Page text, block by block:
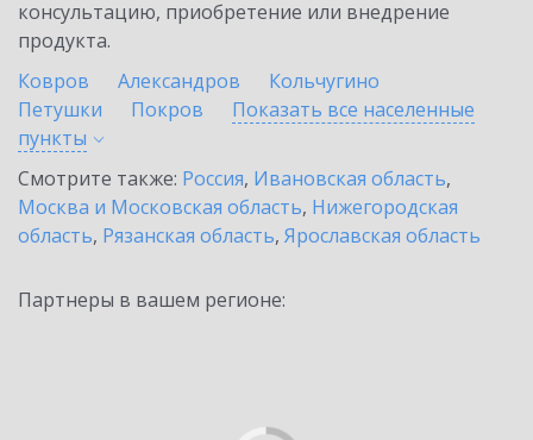
консультацию, приобретение или внедрение
продукта.
Ковров
Александров
Кольчугино
Петушки
Покров
Показать все населенные
пункты
Смотрите также: Россия, Ивановская область,
Москва и Московская область, Нижегородская
область, Рязанская область, Ярославская область
Партнеры в вашем регионе: